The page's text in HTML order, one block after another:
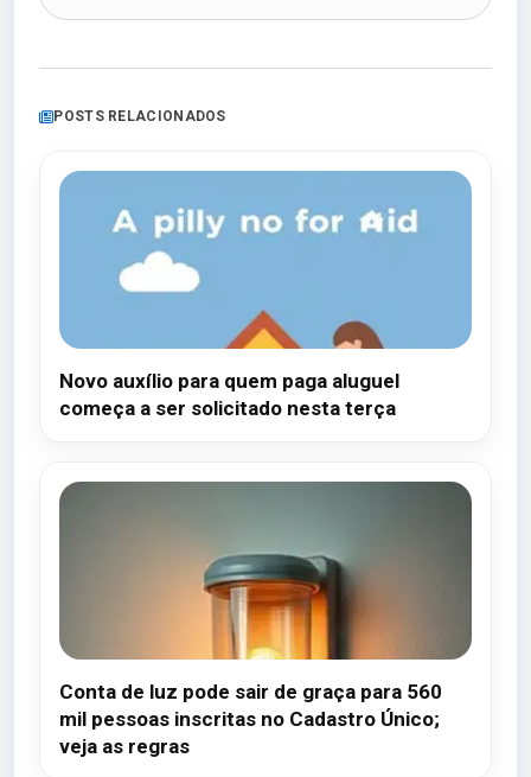
POSTS RELACIONADOS
Novo auxílio para quem paga aluguel
começa a ser solicitado nesta terça
Conta de luz pode sair de graça para 560
mil pessoas inscritas no Cadastro Único;
veja as regras